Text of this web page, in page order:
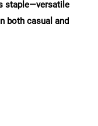
staple—versatile
both casual and